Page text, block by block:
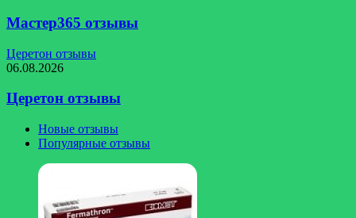
Мастер365 отзывы
Церетон отзывы
06.08.2026
Церетон отзывы
Новые отзывы
Популярные отзывы